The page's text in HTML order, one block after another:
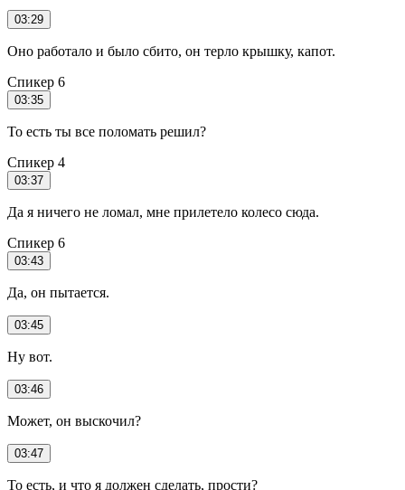
03:29
Оно работало и было сбито, он терло крышку, капот.
Спикер 6
03:35
То есть ты все поломать решил?
Спикер 4
03:37
Да я ничего не ломал, мне прилетело колесо сюда.
Спикер 6
03:43
Да, он пытается.
03:45
Ну вот.
03:46
Может, он выскочил?
03:47
То есть, и что я должен сделать, прости?